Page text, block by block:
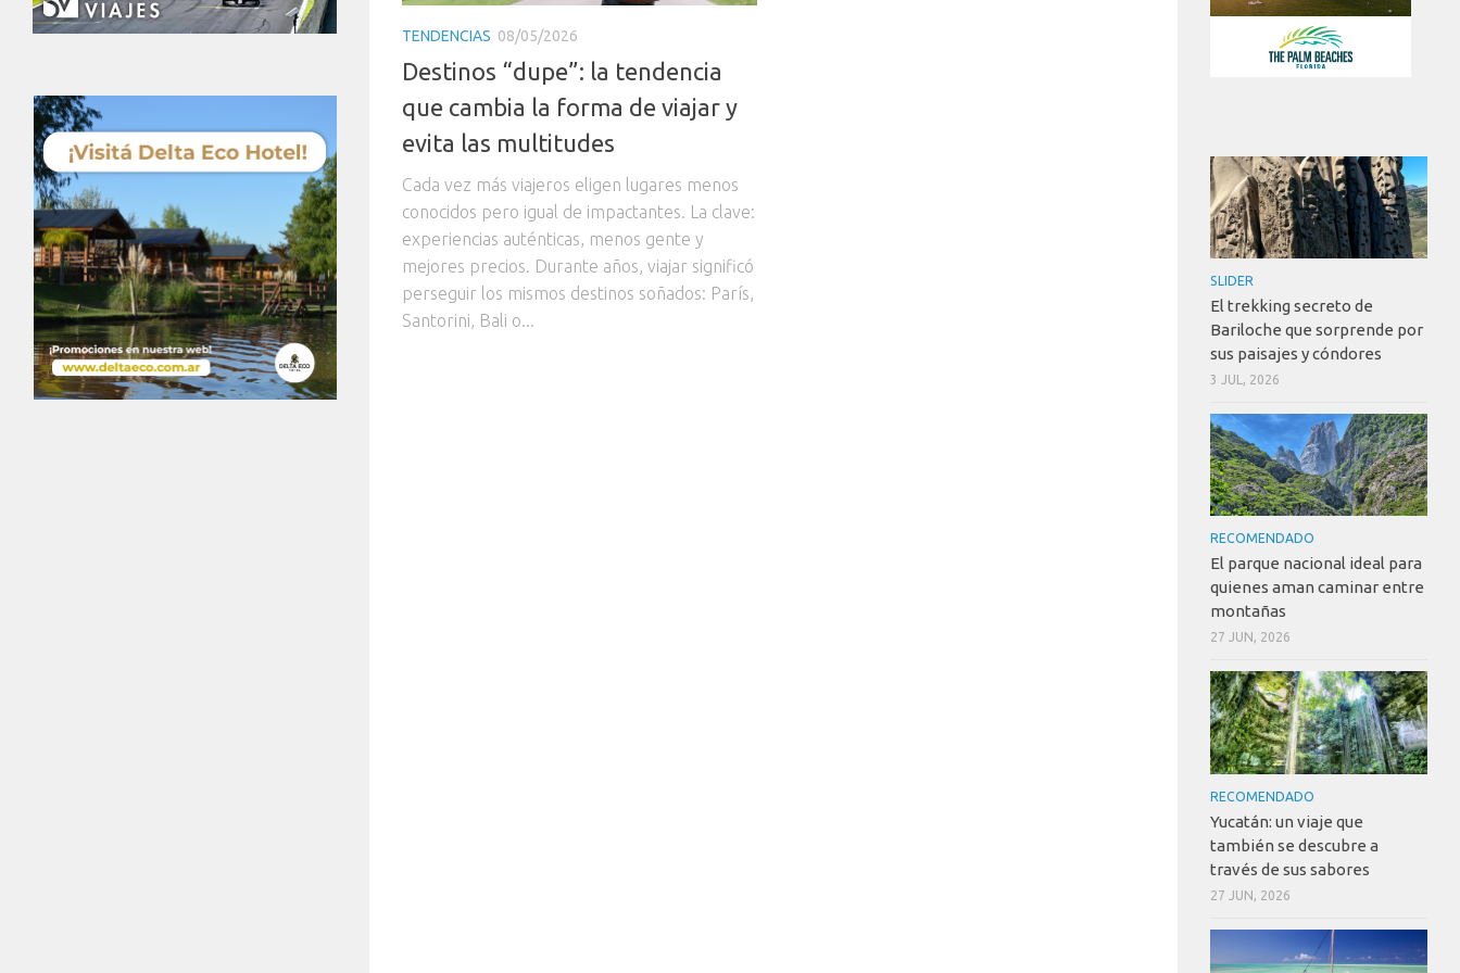
TENDENCIAS 08/05/2026
Destinos “dupe”: la tendencia
que cambia la forma de viajar y
evita las multitudes
Cada vez más viajeros eligen lugares menos
conocidos pero igual de impactantes. La clave:
experiencias auténticas, menos gente y
mejores precios. Durante años, viajar significó
perseguir los mismos destinos soñados: París,
Santorini, Bali o...
SLIDER
El trekking secreto de
Bariloche que sorprende por
sus paisajes y cóndores
3 JUL, 2026
RECOMENDADO
El parque nacional ideal para
quienes aman caminar entre
montañas
27 JUN, 2026
RECOMENDADO
Yucatán: un viaje que
también se descubre a
través de sus sabores
27 JUN, 2026